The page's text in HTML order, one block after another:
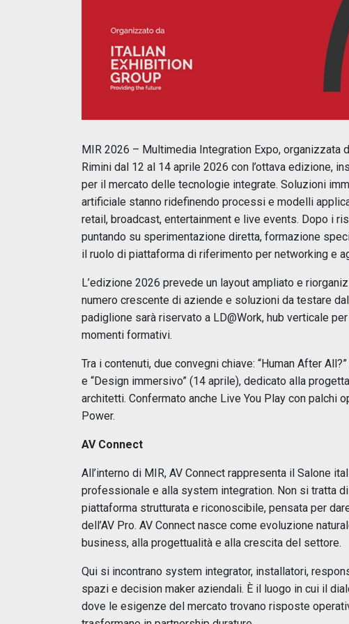
MIR 2026 – Multimedia Integration Expo, organizzata
Rimini dal 12 al 14 aprile 2026 con l’ottava edizione,
per il mercato delle tecnologie integrate. Soluzioni
artificiale stanno ridefinendo processi e modelli
retail, broadcast, entertainment e live events. Dopo i
puntando su sperimentazione diretta, formazione
il ruolo di piattaforma di riferimento per networking e
L’edizione 2026 prevede un layout ampliato e
numero crescente di aziende e soluzioni da testare
padiglione sarà riservato a LD@Work, hub verticale
momenti formativi.
Tra i contenuti, due convegni chiave: “Human After
e “Design immersivo” (14 aprile), dedicato alla
architetti. Confermato anche Live You Play con palchi
Power.
AV Connect
All’interno di MIR, AV Connect rappresenta il Salone
professionale e alla system integration. Non si tratta
piattaforma strutturata e riconoscibile, pensata per
dell’AV Pro. AV Connect nasce come evoluzione
business, alla progettualità e alla crescita del settore.
Qui si incontrano system integrator, installatori,
spazi e decision maker aziendali. È il luogo in cui il
dove le esigenze del mercato trovano risposte